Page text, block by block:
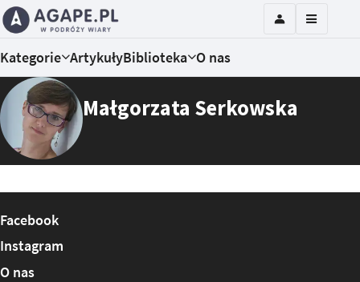
Kategorie ArtykułyBiblioteka O nas
Małgorzata Serkowska
Facebook
Instagram
O nas